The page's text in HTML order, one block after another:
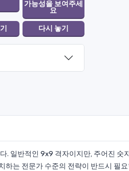
일반적인 9x9 격자이지만, 주어진 숫
하는 전문가 수준의 전략이 반드시 필